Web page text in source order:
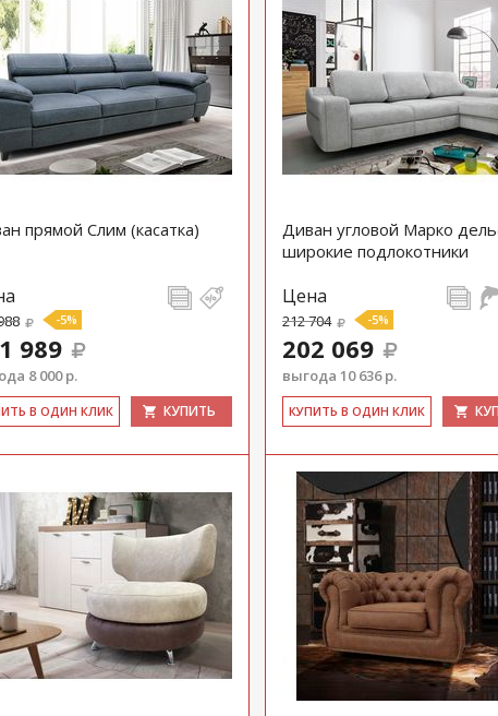
прямой Слим (касатка)
-5%
989
8 000 р.
В ОДИН КЛИК КУПИТЬ
Диван угловой Марко
широкие подлокотники
Цена
212 704 -5%
202 069
выгода 10 636 р.
КУ­ПИТЬ В ОДИН КЛИК